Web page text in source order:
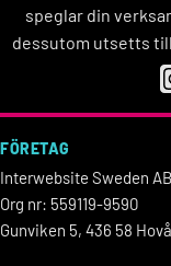
speglar din
dessutom utsetts till
FÖRETAG
Interwebsite Sweden AB
Org nr: 559119-9590
Gunviken 5, 436 58